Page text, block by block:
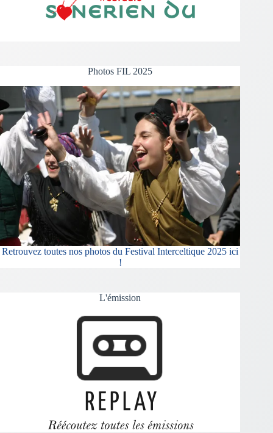
Photos FIL 2025
Retrouvez toutes nos photos du Festival Interceltique 2025 ici
!
L'émission